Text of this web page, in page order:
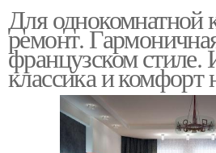
Для однокомнатной
ремонт.
французском
классика и комфорт